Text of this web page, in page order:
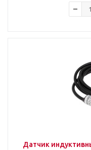
Датчик